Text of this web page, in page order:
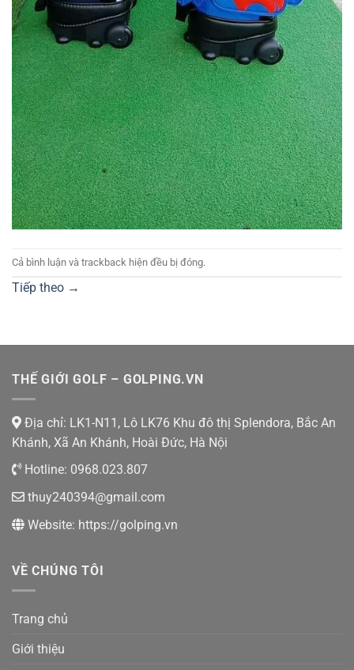
Cả bình luận và trackback hiện đều bị đóng.
Tiếp theo →
THẾ GIỚI GOLF – GOLPING.VN
Địa chỉ: LK1-N11, Lô LK76 Khu đô thị Splendora, Bắc An
Khánh, Xã An Khánh, Hoài Đức, Hà Nội
Hotline: 0968.023.807
thuy240394@gmail.com
Website: https://golping.vn
VỀ CHÚNG TÔI
Trang chủ
Giới thiệu